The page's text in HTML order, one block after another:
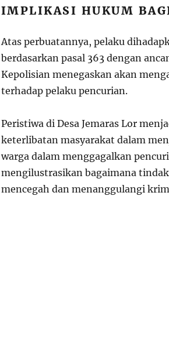
IMPLIKASI HUKUM
Atas perbuatannya, pelaku
berdasarkan pasal 363 dengan
Kepolisian menegaskan akan
terhadap pelaku pencurian.
Peristiwa di Desa Jemaras Lor
keterlibatan masyarakat dalam
warga dalam menggagalkan
mengilustrasikan bagaimana
mencegah dan menanggulangi